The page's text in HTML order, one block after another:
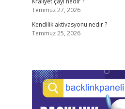
Temmuz 27, 2026
Kendilik aktivasyonu nedir ?
Temmuz 25, 2026